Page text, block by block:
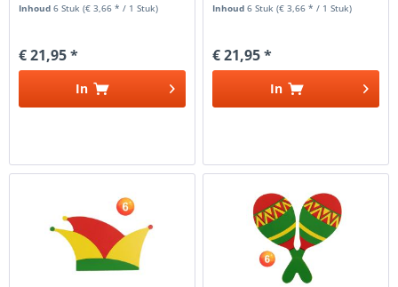
Inhoud6 Stuk(€ 3,66 * / 1 Stuk)
€ 21,95 *
In
Inhoud6 Stuk(€ 3,66 * / 1 Stuk)
€ 21,95 *
In